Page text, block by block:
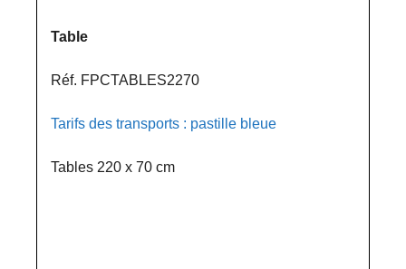
Table
Réf. FPCTABLES2270
Tarifs des transports : pastille bleue
Tables 220 x 70 cm